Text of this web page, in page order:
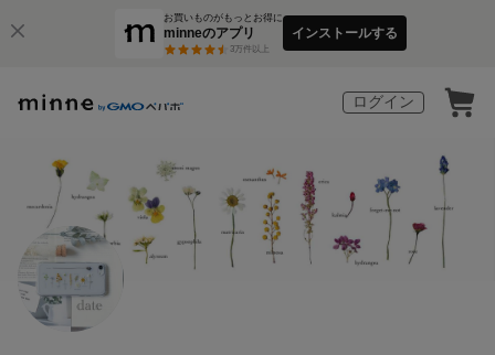
お買いものがもっとお得に
minneのアプリ
3万件以上
インストールする
ログイン